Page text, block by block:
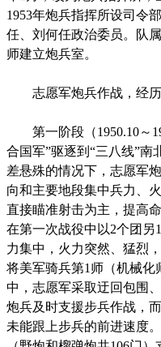
1953年炮兵指挥所设司令
任、刘何任政治委员。队
师建立炮兵室。
志愿军炮兵作战，经历
第一阶段（1950.10～
合国军”驱逐到“三八线”南
差悬殊的情况下，志愿军
向和主要地段集中兵力、
直接瞄准射击为主，提高
在第一次战役中以2个团另
力集中，火力突然、猛烈
将美军骑兵第1师（机械化
中，志愿军采取迂回包围
炮兵及时支援步兵作战，
未能跟上步兵的前进速度